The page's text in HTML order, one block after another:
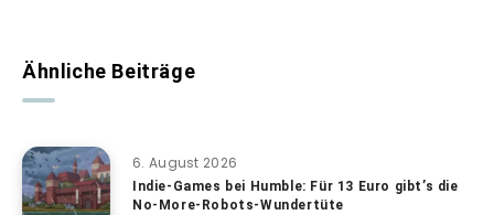
Ähnliche Beiträge
6. August 2026
Indie-Games bei Humble: Für 13 Euro gibt’s die
No-More-Robots-Wundertüte